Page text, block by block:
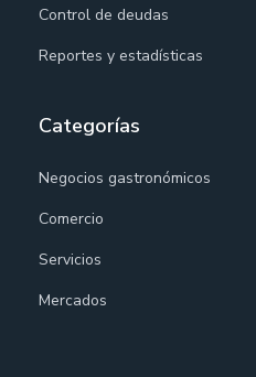
Control de deudas
Reportes y estadísticas
Categorías
Negocios gastronómicos
Comercio
Servicios
Mercados